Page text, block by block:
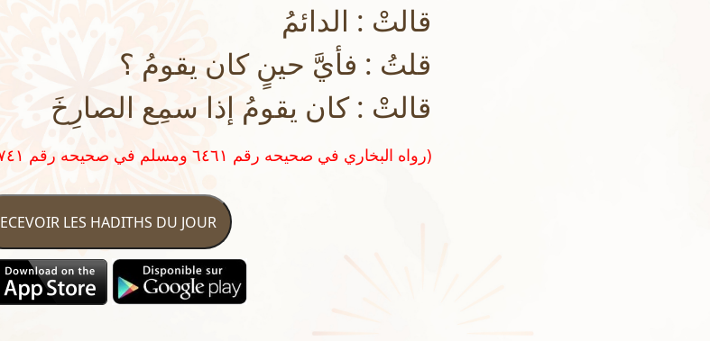
قالتْ : الدائمُ
قلتُ : فأيَّ حينٍ كان يقومُ ؟
قالتْ : كان يقومُ إذا سمِع الصارِخَ
(رواه البخاري في صحيحه رقم ٦٤٦١ ومسلم في صحيحه رقم ٧٤١)
LES HADITHS DU JOUR